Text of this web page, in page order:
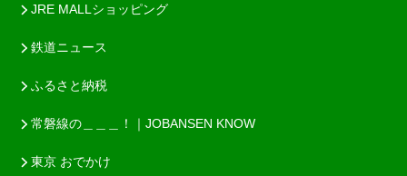
JRE MALLショッピング
鉄道ニュース
ふるさと納税
常磐線の＿＿＿！｜JOBANSEN KNOW
東京 おでかけ